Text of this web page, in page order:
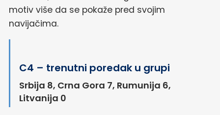
motiv više da se pokaže pred svojim
navijačima.
C4 – trenutni poredak u grupi
Srbija 8, Crna Gora 7, Rumunija 6,
Litvanija 0